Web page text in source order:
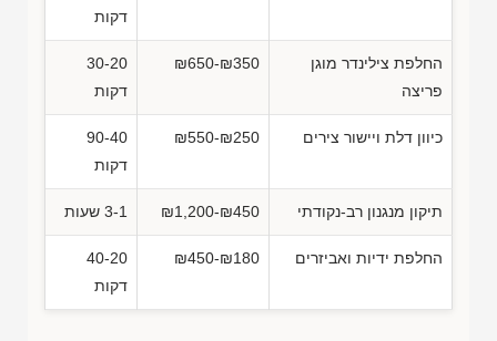
דקות
החלפת צילינדר מוגן
פריצה
₪650-₪350
30-20
דקות
כיוון דלת ויישור צירים ₪550-₪250
90-40
דקות
תיקון מנגנון רב-נקודתי ₪1,200-₪450 3-1 שעות
החלפת ידיות ואביזרים ₪450-₪180
40-20
דקות